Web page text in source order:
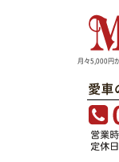
月々5,000円